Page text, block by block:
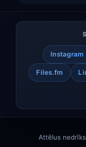
Instagram
Files.fm
Attēlus